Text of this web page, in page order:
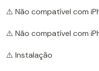
⚠️ Não compatível com
⚠️ Não compatível com
⚠️ Instalação